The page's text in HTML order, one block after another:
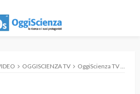
OGGISCIENZA TV OggiScienza TV – BODY WORLDS, il vero mondo del corpo umano